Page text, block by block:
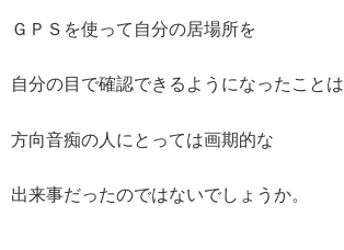
ＧＰＳを使って自分の居場所を
自分の目で確認できるようになったことは
方向音痴の人にとっては画期的な
出来事だったのではないでしょうか。